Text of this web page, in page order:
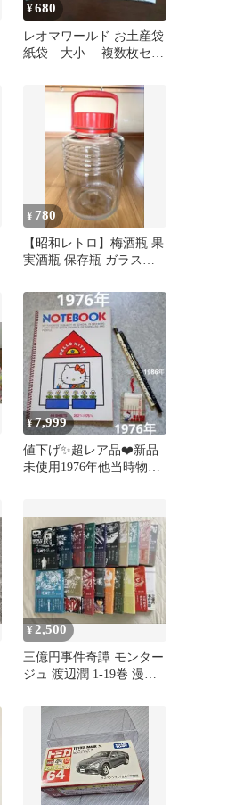
¥680
レオマワールド お土産袋
紙袋 大小 複数枚セッ
念 13枚
¥ 780
【昭和レトロ】梅酒瓶 果
実酒瓶 保存瓶 ガラス瓶
り①
¥7,999
値下げ✨超レア品❤️新品
未使用1976年他当時物サ
¥2,500
三億円事件奇譚 モンター
ジュ 渡辺潤 1-19巻 漫画